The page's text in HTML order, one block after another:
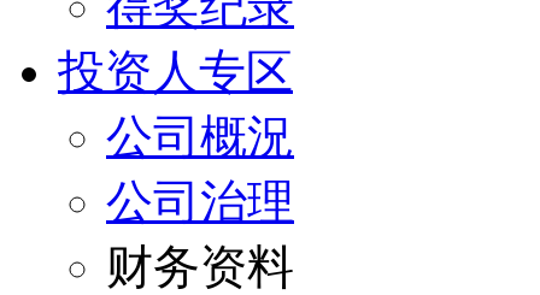
投资人专区
公司概況
公司治理
财务资料